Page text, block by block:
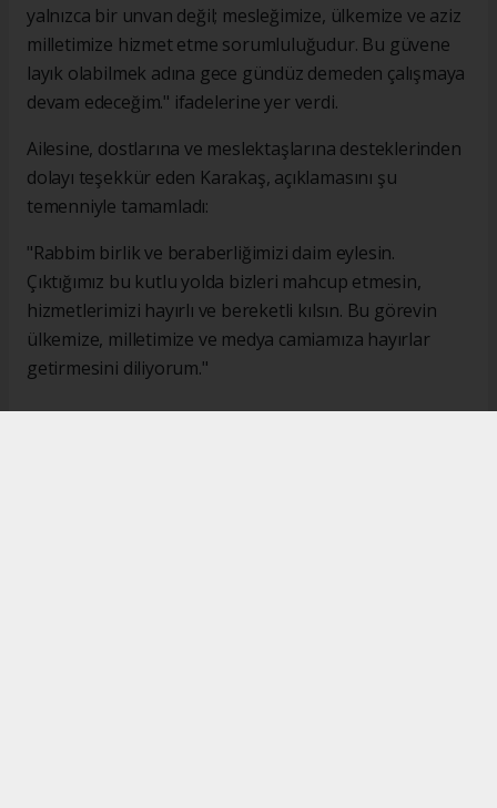
yalnızca bir unvan değil; mesleğimize, ülkemize ve aziz
milletimize hizmet etme sorumluluğudur. Bu güvene
layık olabilmek adına gece gündüz demeden çalışmaya
devam edeceğim." ifadelerine yer verdi.
Ailesine, dostlarına ve meslektaşlarına desteklerinden
dolayı teşekkür eden Karakaş, açıklamasını şu
temenniyle tamamladı:
"Rabbim birlik ve beraberliğimizi daim eylesin.
Çıktığımız bu kutlu yolda bizleri mahcup etmesin,
hizmetlerimizi hayırlı ve bereketli kılsın. Bu görevin
ülkemize, milletimize ve medya camiamıza hayırlar
getirmesini diliyorum."